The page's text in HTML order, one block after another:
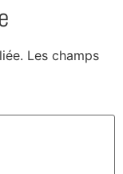
Les champs